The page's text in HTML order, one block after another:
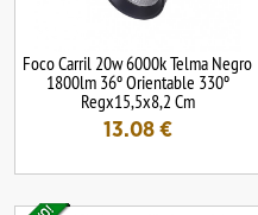
Foco Carril 20w 6000k Telma Negro
1800lm 36º Orientable 330º
Regx15,5x8,2 Cm
13.08€